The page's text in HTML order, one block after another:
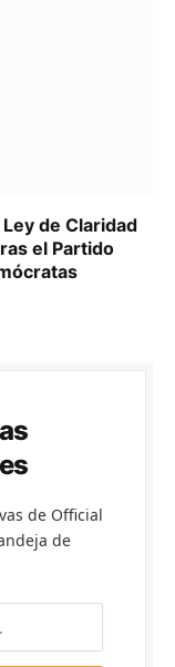
de Claridad
el Partido
de Official
de